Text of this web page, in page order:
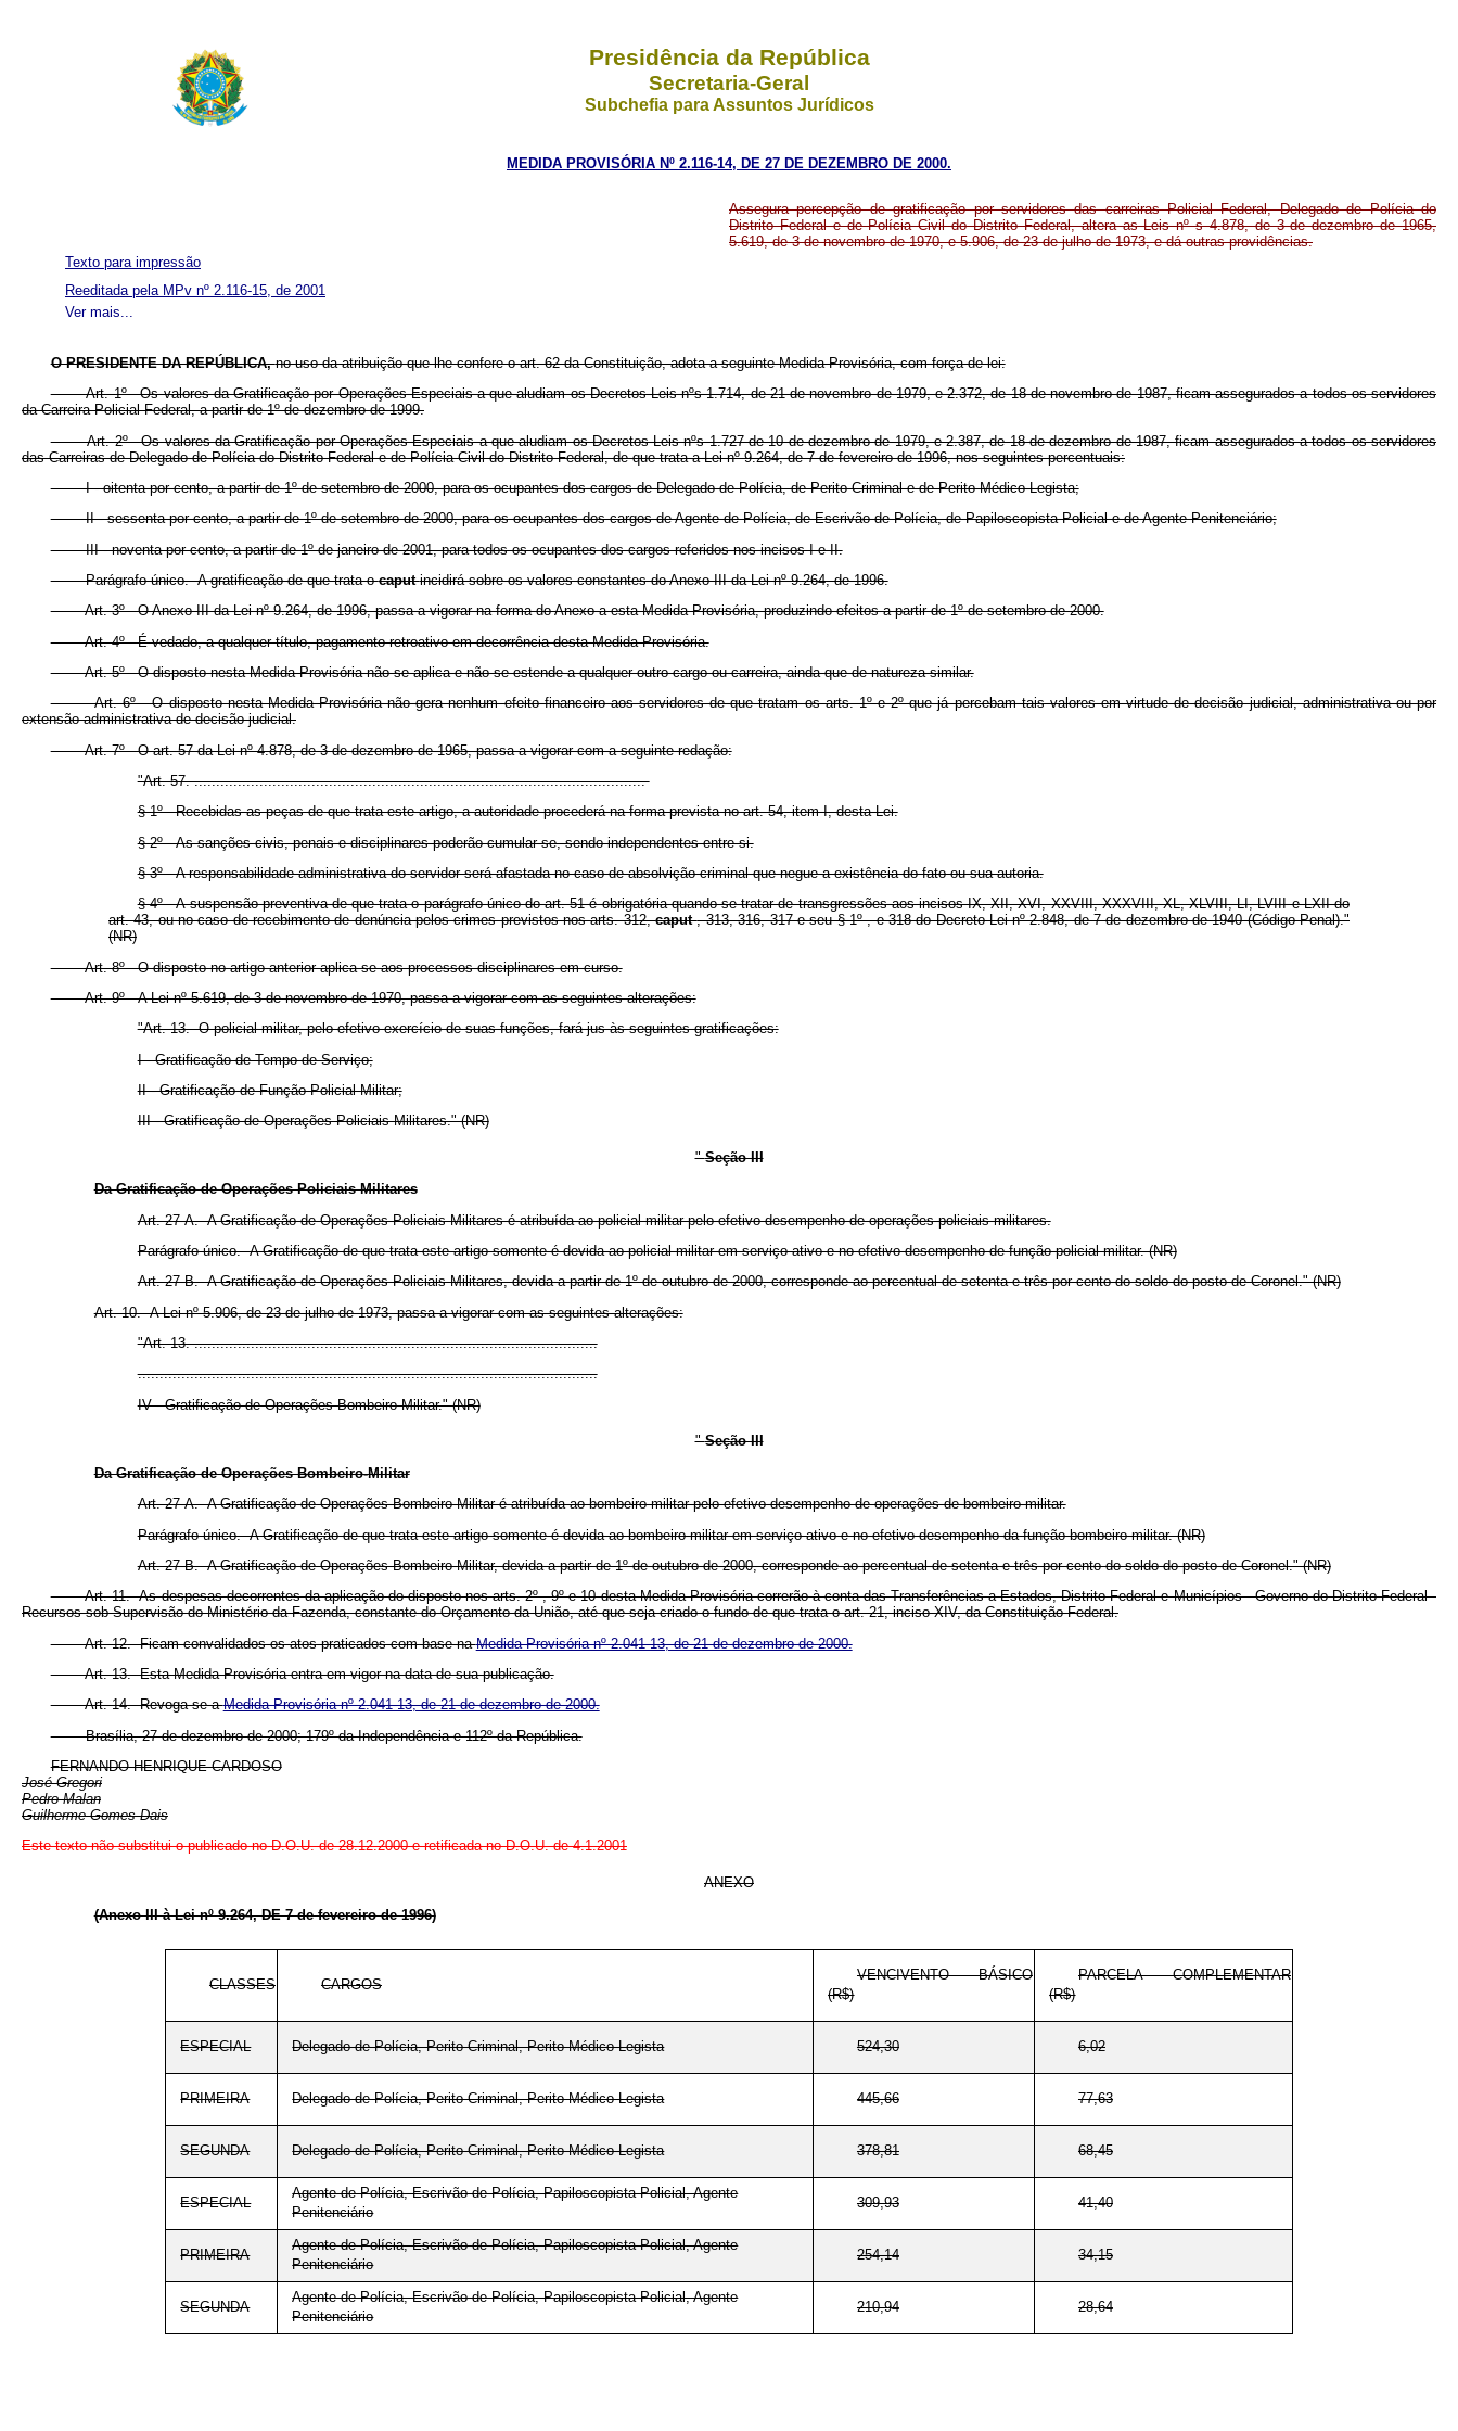
Presidência da República
Secretaria-Geral
Subchefia para Assuntos Jurídicos
MEDIDA PROVISÓRIA Nº 2.116-14, DE 27 DE DEZEMBRO DE 2000.
Assegura percepção de gratificação por servidores das carreiras Policial Federal, Delegado de Polícia do
Distrito Federal e de Polícia Civil do Distrito Federal, altera as Leis nº s 4.878, de 3 de dezembro de 1965,
5.619, de 3 de novembro de 1970, e 5.906, de 23 de julho de 1973, e dá outras providências.
Ver mais...
Texto para impressão
Reeditada pela MPv nº 2.116-15, de 2001
O PRESIDENTE DA REPÚBLICA,no uso da atribuição que lhe confere o art. 62 da Constituição, adota a seguinte Medida Provisória, com força de lei:
Art. 1º Os valores da Gratificação por Operações Especiais a que aludiam os Decretos-Leis nºs 1.714, de 21 de novembro de 1979, e 2.372, de 18 de novembro de 1987, ficam assegurados a todos os servidores
da Carreira Policial Federal, a partir de 1º de dezembro de 1999.
Art. 2º Os valores da Gratificação por Operações Especiais a que aludiam os Decretos-Leis nºs 1.727 de 10 de dezembro de 1979, e 2.387, de 18 de dezembro de 1987, ficam assegurados a todos os servidores
das Carreiras de Delegado de Polícia do Distrito Federal e de Polícia Civil do Distrito Federal, de que trata a Lei nº 9.264, de 7 de fevereiro de 1996, nos seguintes percentuais:
I - oitenta por cento, a partir de 1º de setembro de 2000, para os ocupantes dos cargos de Delegado de Polícia, de Perito Criminal e de Perito Médico-Legista;
II - sessenta por cento, a partir de 1º de setembro de 2000, para os ocupantes dos cargos de Agente de Polícia, de Escrivão de Polícia, de Papiloscopista Policial e de Agente Penitenciário;
III - noventa por cento, a partir de 1º de janeiro de 2001, para todos os ocupantes dos cargos referidos nos incisos I e II.
Parágrafo único. A gratificação de que trata ocaputincidirá sobre os valores constantes do Anexo III da Lei nº 9.264, de 1996.
Art. 3º O Anexo III da Lei nº 9.264, de 1996, passa a vigorar na forma do Anexo a esta Medida Provisória, produzindo efeitos a partir de 1º de setembro de 2000.
Art. 4º É vedado, a qualquer título, pagamento retroativo em decorrência desta Medida Provisória.
Art. 5º O disposto nesta Medida Provisória não se aplica e não se estende a qualquer outro cargo ou carreira, ainda que de natureza similar.
Art. 6º O disposto nesta Medida Provisória não gera nenhum efeito financeiro aos servidores de que tratam os arts. 1º e 2º que já percebam tais valores em virtude de decisão judicial, administrativa ou por
extensão administrativa de decisão judicial.
Art. 7º O art. 57 da Lei nº 4.878, de 3 de dezembro de 1965, passa a vigorar com a seguinte redação:
"Art. 57. ........................................................................................................
§ 1º Recebidas as peças de que trata este artigo, a autoridade procederá na forma prevista no art. 54, item I, desta Lei.
§ 2º As sanções civis, penais e disciplinares poderão cumular-se, sendo independentes entre si.
§ 3º A responsabilidade administrativa do servidor será afastada no caso de absolvição criminal que negue a existência do fato ou sua autoria.
§ 4º A suspensão preventiva de que trata o parágrafo único do art. 51 é obrigatória quando se tratar de transgressões aos incisos IX, XII, XVI, XXVIII, XXXVIII, XL, XLVIII, LI, LVIII e LXII do
art. 43, ou no caso de recebimento de denúncia pelos crimes previstos nos arts. 312,caput, 313, 316, 317 e seu § 1º , e 318 do Decreto-Lei nº 2.848, de 7 de dezembro de 1940 (Código Penal)."
(NR)
Art. 8º O disposto no artigo anterior aplica-se aos processos disciplinares em curso.
Art. 9º A Lei nº 5.619, de 3 de novembro de 1970, passa a vigorar com as seguintes alterações:
"Art. 13. O policial militar, pelo efetivo exercício de suas funções, fará jus às seguintes gratificações:
I - Gratificação de Tempo de Serviço;
II - Gratificação de Função Policial Militar;
III - Gratificação de Operações Policiais Militares." (NR)
"Seção III
Da Gratificação de Operações Policiais Militares
Art. 27-A. A Gratificação de Operações Policiais Militares é atribuída ao policial militar pelo efetivo desempenho de operações policiais militares.
Parágrafo único. A Gratificação de que trata este artigo somente é devida ao policial militar em serviço ativo e no efetivo desempenho de função policial militar. (NR)
Art. 27-B. A Gratificação de Operações Policiais Militares, devida a partir de 1º de outubro de 2000, corresponde ao percentual de setenta e três por cento do soldo do posto de Coronel." (NR)
Art. 10. A Lei nº 5.906, de 23 de julho de 1973, passa a vigorar com as seguintes alterações:
"Art. 13. .............................................................................................
..........................................................................................................
IV - Gratificação de Operações Bombeiro-Militar." (NR)
"Seção III
Da Gratificação de Operações Bombeiro-Militar
Art. 27-A. A Gratificação de Operações Bombeiro-Militar é atribuída ao bombeiro-militar pelo efetivo desempenho de operações de bombeiro-militar.
Parágrafo único. A Gratificação de que trata este artigo somente é devida ao bombeiro-militar em serviço ativo e no efetivo desempenho da função bombeiro-militar. (NR)
Art. 27-B. A Gratificação de Operações Bombeiro-Militar, devida a partir de 1º de outubro de 2000, corresponde ao percentual de setenta e três por cento do soldo do posto de Coronel." (NR)
Art. 11. As despesas decorrentes da aplicação do disposto nos arts. 2º , 9º e 10 desta Medida Provisória correrão à conta das Transferências a Estados, Distrito Federal e Municípios - Governo do Distrito Federal -
Recursos sob Supervisão do Ministério da Fazenda, constante do Orçamento da União, até que seja criado o fundo de que trata o art. 21, inciso XIV, da Constituição Federal.
Art. 12. Ficam convalidados os atos praticados com base naMedida Provisória nº 2.041-13, de 21 de dezembro de 2000.
Art. 13. Esta Medida Provisória entra em vigor na data de sua publicação.
Art. 14. Revoga-se aMedida Provisória nº 2.041-13, de 21 de dezembro de 2000.
Brasília, 27 de dezembro de 2000; 179º da Independência e 112º da República.
FERNANDO HENRIQUE CARDOSO
José Gregori
Pedro Malan
Guilherme Gomes Dais
Este texto não substitui o publicado no D.O.U. de 28.12.2000 e retificada no D.O.U. de 4.1.2001
ANEXO
(Anexo III à Lei nº 9.264, DE 7 de fevereiro de 1996)
CLASSES CARGOS
VENCIVENTO BÁSICO
(R$)
PARCELA COMPLEMENTAR
(R$)
ESPECIAL Delegado de Polícia, Perito Criminal, Perito Médico-Legista 524,30 6,02
PRIMEIRA Delegado de Polícia, Perito Criminal, Perito Médico-Legista 445,66 77,63
SEGUNDA Delegado de Polícia, Perito Criminal, Perito Médico-Legista 378,81 68,45
ESPECIAL
Agente de Polícia, Escrivão de Polícia, Papiloscopista Policial, Agente
Penitenciário
309,93 41,40
PRIMEIRA
Agente de Polícia, Escrivão de Polícia, Papiloscopista Policial, Agente
Penitenciário
254,14 34,15
SEGUNDA
Agente de Polícia, Escrivão de Polícia, Papiloscopista Policial, Agente
Penitenciário
210,94 28,64